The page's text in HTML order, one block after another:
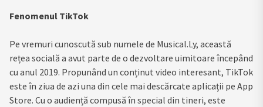
Fenomenul TikTok
Pe vremuri cunoscută sub numele de Musical.Ly, această
rețea socială a avut parte de o dezvoltare uimitoare începând
cu anul 2019. Propunând un conținut video interesant, TikTok
este în ziua de azi una din cele mai descărcate aplicații pe App
Store. Cu o audiență compusă în special din tineri, este